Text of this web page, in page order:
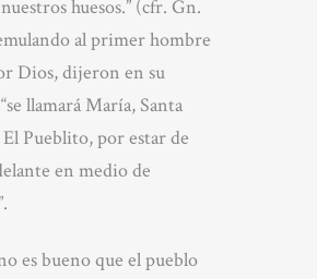
huesos.” (cfr. Gn.
al primer hombre
Dios, dijeron en su
llamará María, Santa
Pueblito, por estar de
en medio de
es bueno que el pueblo